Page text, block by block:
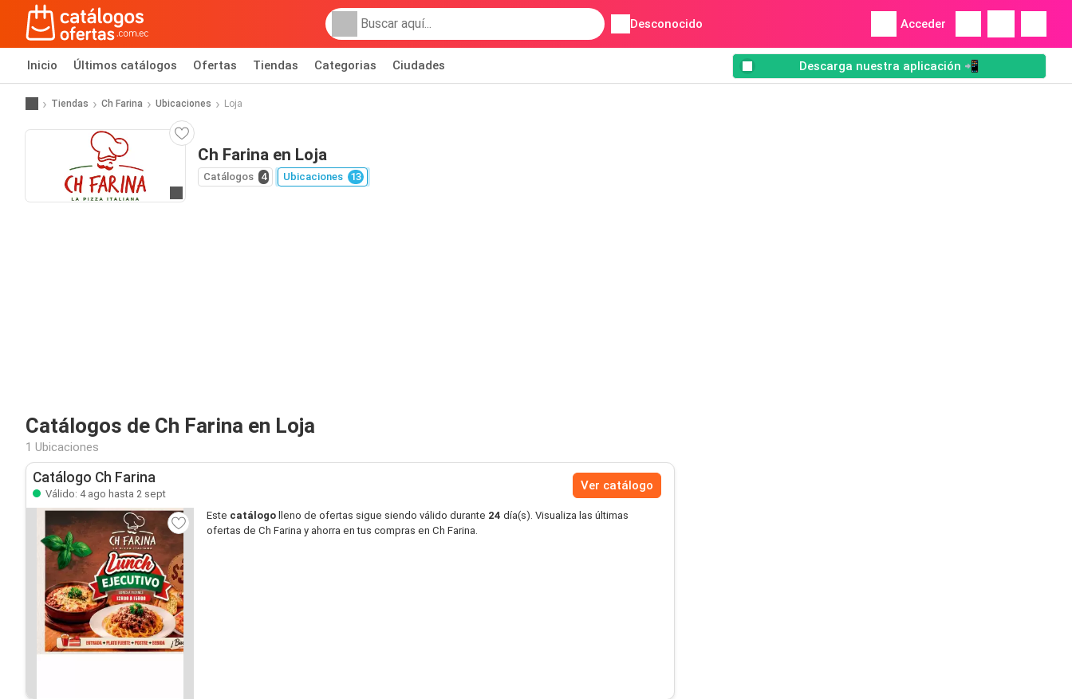
Desconocido Acceder
Inicio Últimos catálogos Ofertas Tiendas Categorias Ciudades Descarga nuestra aplicación 📲
Tiendas Ch Farina Ubicaciones Loja
Ch Farina en Loja
Catálogos 4 Ubicaciones 13
Catálogos de Ch Farina en Loja
1 Ubicaciones
Catálogo Ch Farina
Válido: 4 ago hasta 2 sept
Ver catálogo
Este catálogo lleno de ofertas sigue siendo válido durante 24 día(s). Visualiza las últimas
ofertas de Ch Farina y ahorra en tus compras en Ch Farina.